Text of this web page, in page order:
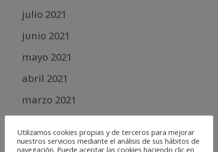
julio 2021
junio 2021
mayo 2021
abril 2021
marzo 2021
diciembre 2020
Utilizamos cookies propias y de terceros para mejorar
nuestros servicios mediante el análisis de sus hábitos de
navegación. Puede aceptar las cookies haciendo clic en